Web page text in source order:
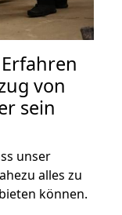
von
sein
unser
alles zu
können.